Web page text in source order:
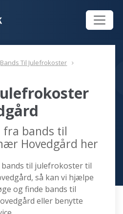
Bands Til Julefrokoster
bands til
Hovedgård her
til julefrokoster til
så kan vi hjælpe
og finde bands til
eller benytte